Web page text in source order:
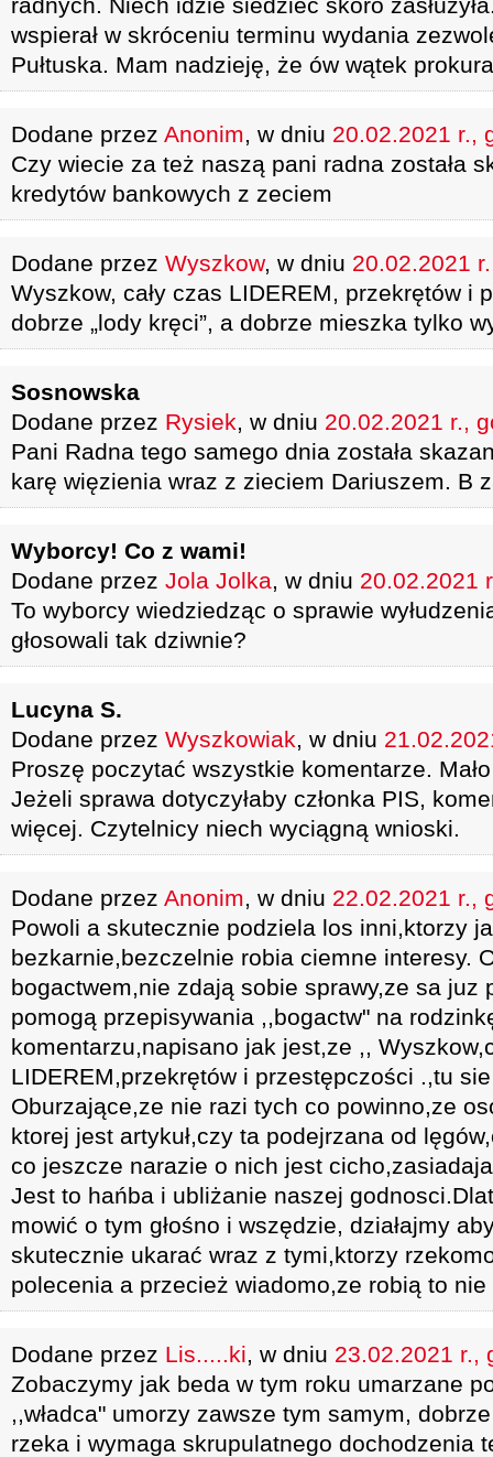
wspierał w skróceniu terminu wydania
Pułtuska. Mam nadzieję, że ów wątek
Dodane przez Anonim, w dniu 20.02.2021 r.,
Czy wiecie za też naszą pani radna została
kredytów bankowych z zeciem
Dodane przez Wyszkow, w dniu 20.02.2021
Wyszkow, cały czas LIDEREM, przekrętów i
dobrze „lody kręci”, a dobrze mieszka tylko
Sosnowska
Dodane przez Rysiek, w dniu 20.02.2021 r.,
Pani Radna tego samego dnia została
karę więzienia wraz z zieciem Dariuszem. B
Wyborcy! Co z wami!
Dodane przez Jola Jolka, w dniu 20.02.2021
To wyborcy wiedziedząc o sprawie
głosowali tak dziwnie?
Lucyna S.
Dodane przez Wyszkowiak, w dniu
Proszę poczytać wszystkie komentarze.
Jeżeli sprawa dotyczyłaby członka PIS,
więcej. Czytelnicy niech wyciągną wnioski.
Dodane przez Anonim, w dniu 22.02.2021 r.,
Powoli a skutecznie podziela los inni,ktorzy
bezkarnie,bezczelnie robia ciemne interesy.
bogactwem,nie zdają sobie sprawy,ze sa juz
pomogą przepisywania ,,bogactw" na
komentarzu,napisano jak jest,ze ,,
LIDEREM,przekrętów i przestępczości .,tu
Oburzające,ze nie razi tych co powinno,ze
ktorej jest artykuł,czy ta podejrzana od
co jeszcze narazie o nich jest
Jest to hańba i ubliżanie naszej
mowić o tym głośno i wszędzie, działajmy
skutecznie ukarać wraz z tymi,ktorzy
polecenia a przecież wiadomo,ze robią to
Dodane przez Lis.....ki, w dniu 23.02.2021 r.,
Zobaczymy jak beda w tym roku umarzane
,,władca" umorzy zawsze tym samym,
rzeka i wymaga skrupulatnego dochodzenia